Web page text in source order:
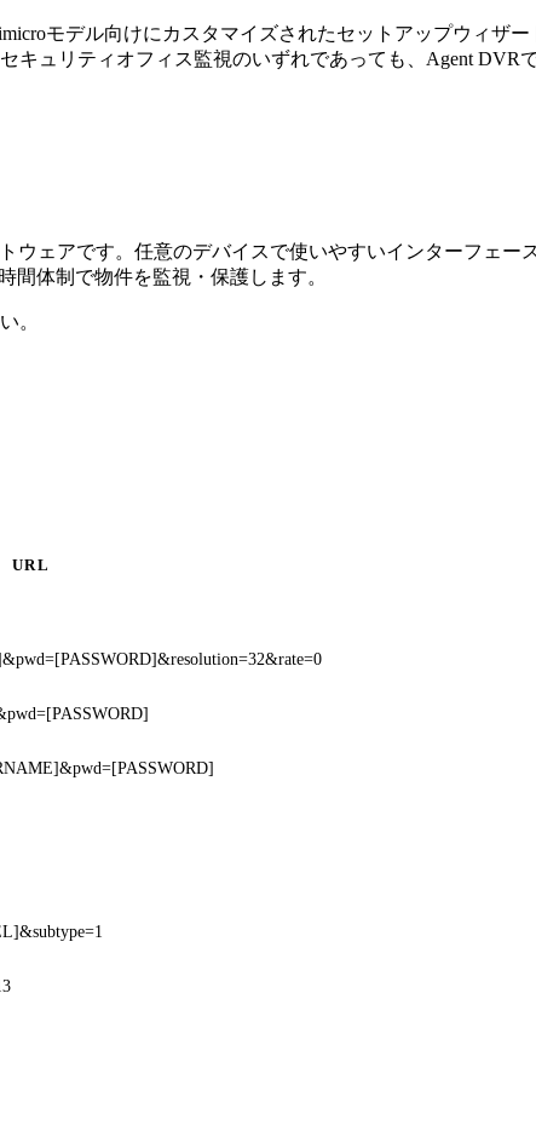
モデル向けにカスタマイズされたセットアップウィザ
ュリティオフィス監視のいずれであっても、Agent DVR
ェアです。任意のデバイスで使いやすいインターフェー
間体制で物件を監視・保護します。
。
URL